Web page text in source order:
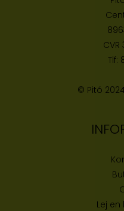
CVR
Tlf:
© Pitó
Lej